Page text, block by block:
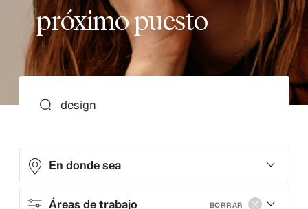
próximopuesto
En donde sea
Áreas de trabajo BORRAR